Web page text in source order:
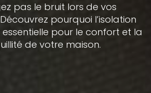
pas le bruit lors de vos
pourquoi l’isolation
pour le confort et la
de votre maison.